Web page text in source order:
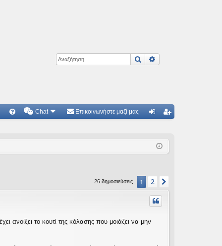
Αναζήτηση
Γ
Chat Επικοινωνήστε μαζί μας
ρα
26 δημοσιεύσεις 1 2
ανοίξει το κουτί της κόλασης που μοιάζει να μην